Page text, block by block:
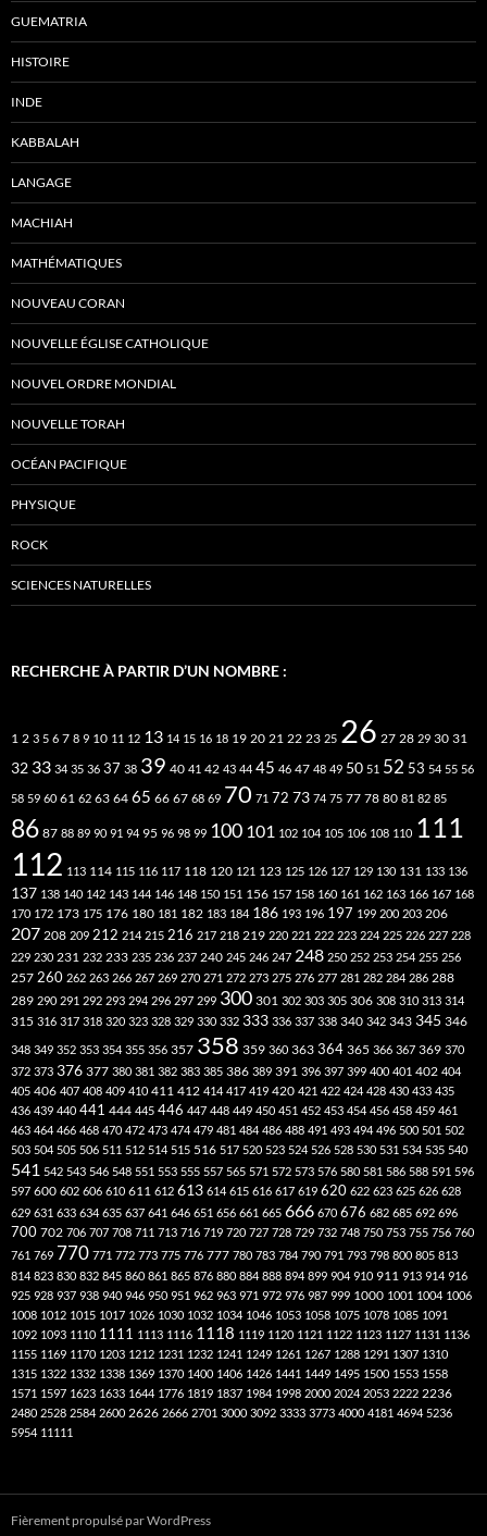
GUEMATRIA
HISTOIRE
INDE
KABBALAH
LANGAGE
MACHIAH
MATHÉMATIQUES
NOUVEAU CORAN
NOUVELLE ÉGLISE CATHOLIQUE
NOUVEL ORDRE MONDIAL
NOUVELLE TORAH
OCÉAN PACIFIQUE
PHYSIQUE
ROCK
SCIENCES NATURELLES
RECHERCHE À PARTIR D’UN NOMBRE :
1 2 3 5 6 7 8 9 10 11 12 13 14 15 16 18 19 20 21 22 23 25 26 27 28 29 30 31
32 33 34 35 36 37 38 39 40 41 42 43 44 45 46 47 48 49 50 51 52 53 54 55 56
58 59 60 61 62 63 64 65 66 67 68 69 70 71 72 73 74 75 77 78 80 81 82 85
86 87 88 89 90 91 94 95 96 98 99 100 101 102 104 105 106 108 110 111
112 113 114 115 116 117 118 120 121 123 125 126 127 129 130 131 133 136
137 138 140 142 143 144 146 148 150 151 156 157 158 160 161 162 163 166 167 168
170 172 173 175 176 180 181 182 183 184 186 193 196 197 199 200 203 206
207 208 209 212 214 215 216 217 218 219 220 221 222 223 224 225 226 227 228
229 230 231 232 233 235 236 237 240 245 246 247 248 250 252 253 254 255 256
257 260 262 263 266 267 269 270 271 272 273 275 276 277 281 282 284 286 288
289 290 291 292 293 294 296 297 299 300 301 302 303 305 306 308 310 313 314
315 316 317 318 320 323 328 329 330 332 333 336 337 338 340 342 343 345 346
348 349 352 353 354 355 356 357 358 359 360 363 364 365 366 367 369 370
372 373 376 377 380 381 382 383 385 386 389 391 396 397 399 400 401 402 404
405 406 407 408 409 410 411 412 414 417 419 420 421 422 424 428 430 433 435
436 439 440 441 444 445 446 447 448 449 450 451 452 453 454 456 458 459 461
463 464 466 468 470 472 473 474 479 481 484 486 488 491 493 494 496 500 501 502
503 504 505 506 511 512 514 515 516 517 520 523 524 526 528 530 531 534 535 540
541 542 543 546 548 551 553 555 557 565 571 572 573 576 580 581 586 588 591 596
597 600 602 606 610 611 612 613 614 615 616 617 619 620 622 623 625 626 628
629 631 633 634 635 637 641 646 651 656 661 665 666 670 676 682 685 692 696
700 702 706 707 708 711 713 716 719 720 727 728 729 732 748 750 753 755 756 760
761 769 770 771 772 773 775 776 777 780 783 784 790 791 793 798 800 805 813
814 823 830 832 845 860 861 865 876 880 884 888 894 899 904 910 911 913 914 916
925 928 937 938 940 946 950 951 962 963 971 972 976 987 999 1000 1001 1004 1006
1008 1012 1015 1017 1026 1030 1032 1034 1046 1053 1058 1075 1078 1085 1091
1092 1093 1110 1111 1113 1116 1118 1119 1120 1121 1122 1123 1127 1131 1136
1155 1169 1170 1203 1212 1231 1232 1241 1249 1261 1267 1288 1291 1307 1310
1315 1322 1332 1338 1369 1370 1400 1406 1426 1441 1449 1495 1500 1553 1558
1571 1597 1623 1633 1644 1776 1819 1837 1984 1998 2000 2024 2053 2222 2236
2480 2528 2584 2600 2626 2666 2701 3000 3092 3333 3773 4000 4181 4694 5236
5954 11111
Fièrement propulsé par WordPress